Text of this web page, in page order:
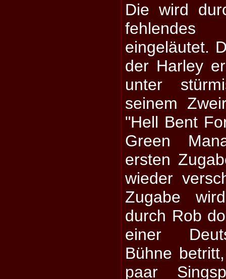
Die wird
fehlendes
eingeläutet.
der Harley
unter
seinem
"Hell Bent
Green
ersten
wieder
Zugabe
durch Rob
einer
Bühne
paar